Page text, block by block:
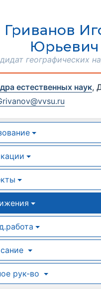
Гриванов
Юрьевич
географических
естественных наук,
рук-во